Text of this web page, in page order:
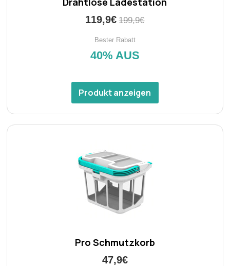
119,9€ 199,9€
Bester Rabatt
40% AUS
Produkt anzeigen
Pro Schmutzkorb
47,9€